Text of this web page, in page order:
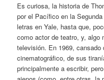
Es curiosa, la historia de
por el Pacífico en la
letras en Yale, hasta que,
como actor de teatro, y, algo
televisión. En 1969,
cinematográfico, de sus
principalmente a escribir,